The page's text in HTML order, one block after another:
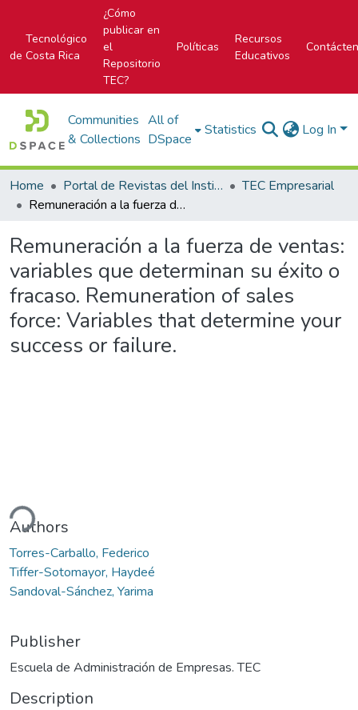
Tecnológico
de Costa Rica
¿Cómo
publicar en
el
Repositorio
TEC?
Políticas
Recursos
Educativos
Communities
& Collections
All of
DSpace
Statistics Log In
Home Portal de Revistas del Instituto Tecnológico de Costa Rica
TEC Empresarial
Remuneración a la fuerza de ventas: variables que determinan su éxito o fracaso. Remuneration of sales force: Variables that determine your success or failure.
Remuneración a la fuerza de ventas:
variables que determinan su éxito o
fracaso. Remuneration of sales
force: Variables that determine your
success or failure.
Authors
Torres-Carballo, Federico
Tiffer-Sotomayor, Haydeé
Sandoval-Sánchez, Yarima
Publisher
Escuela de Administración de Empresas. TEC
Description